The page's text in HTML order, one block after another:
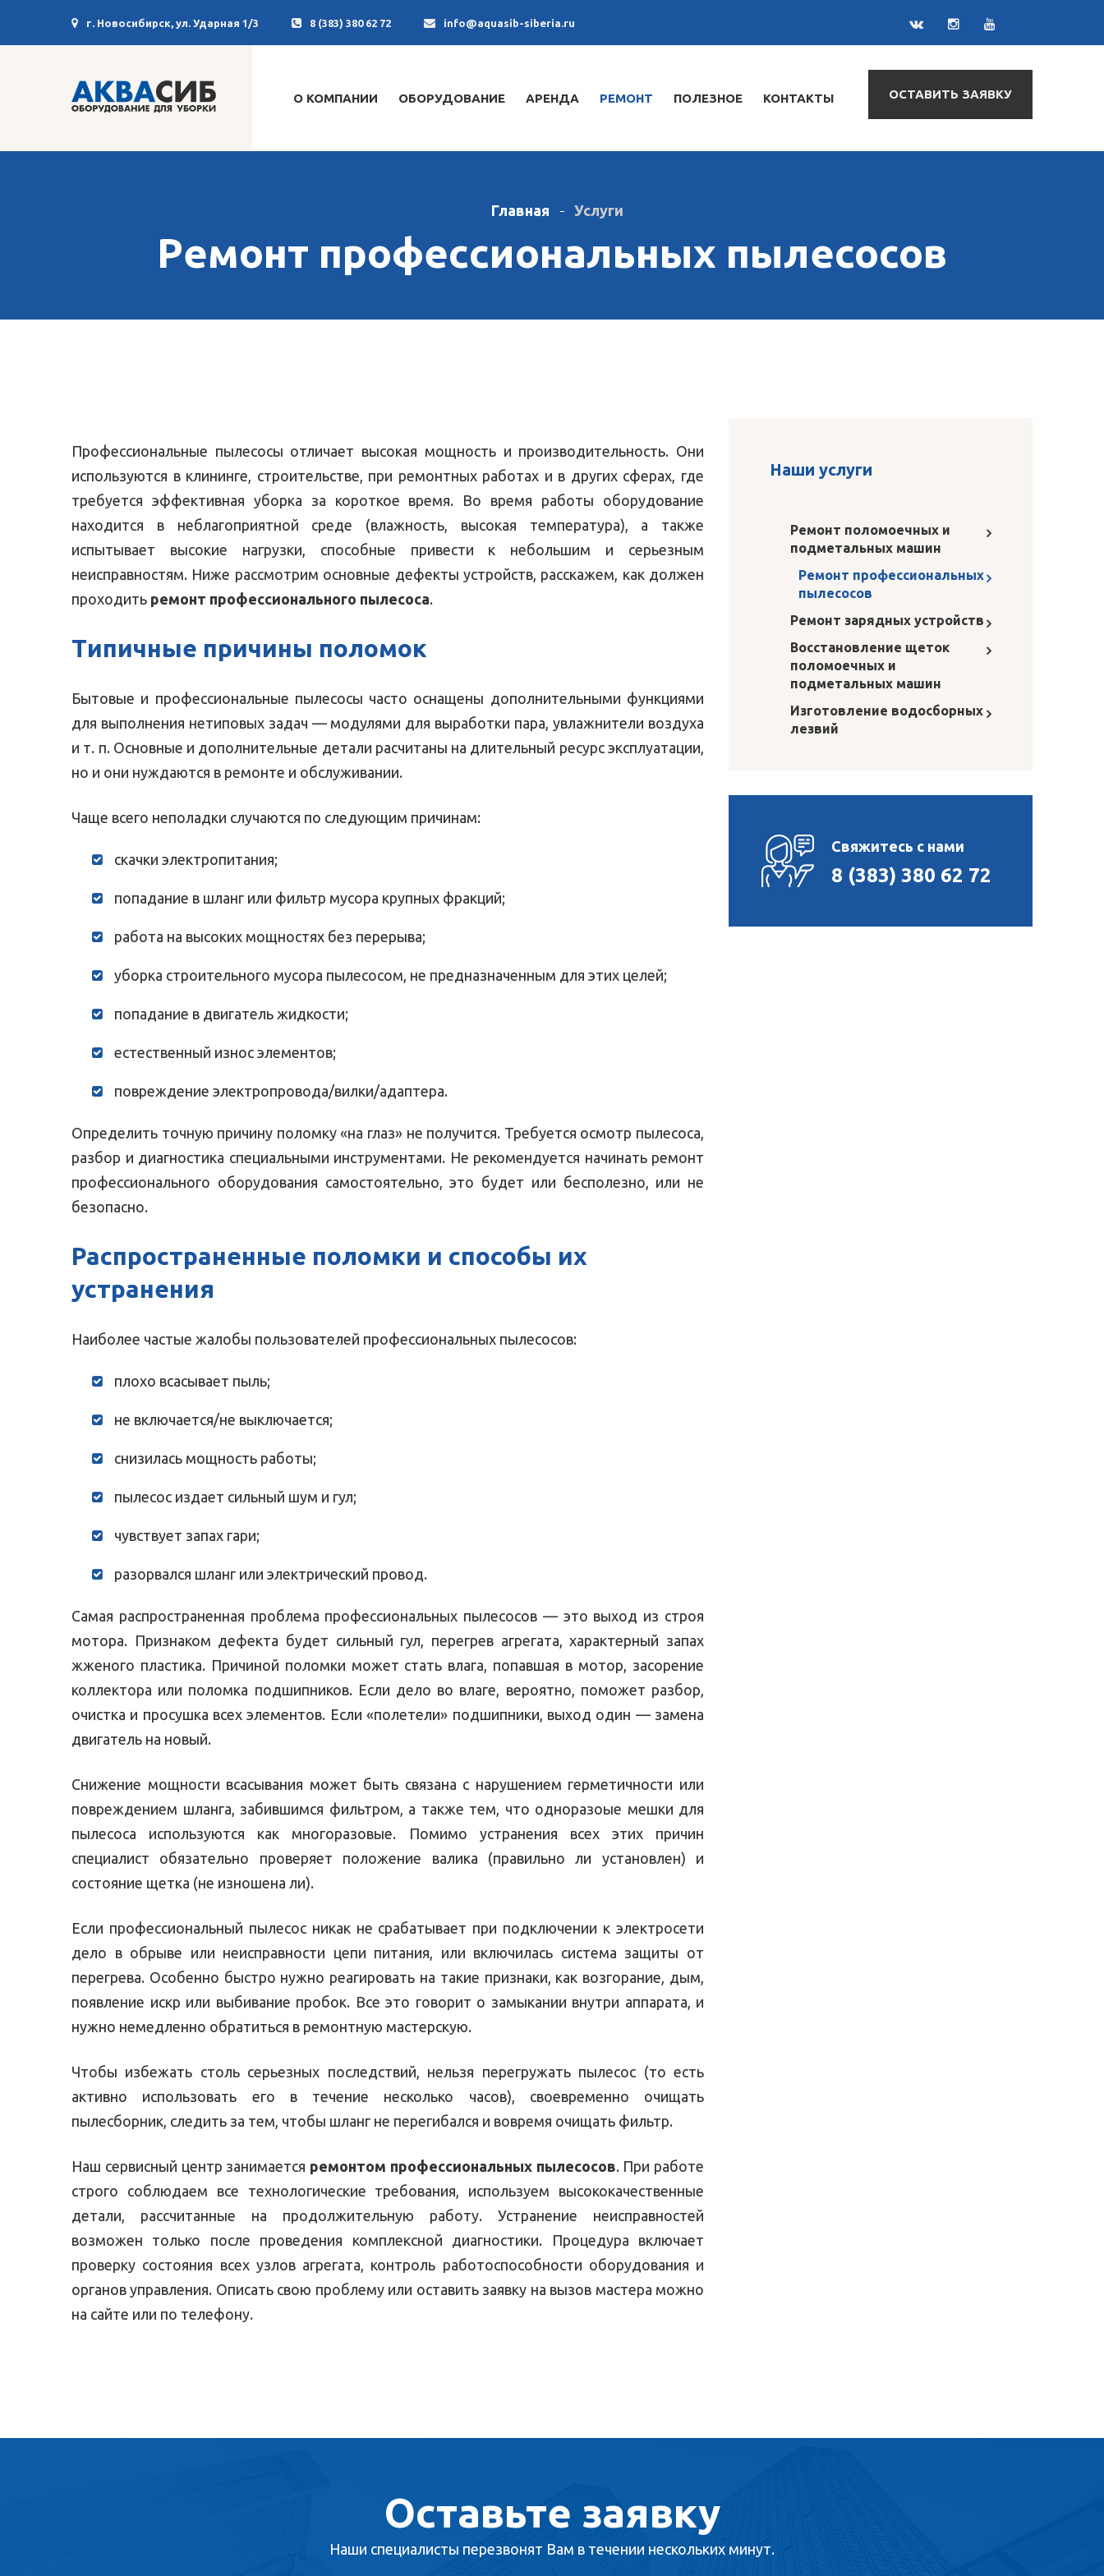
г. Новосибирск, ул. Ударная 1/3 8 (383) 380 62 72 info@aquasib-siberia.ru
О КОМПАНИИ ОБОРУДОВАНИЕ АРЕНДА РЕМОНТ ПОЛЕЗНОЕ КОНТАКТЫ ОСТАВИТЬ ЗАЯВКУ
Главная Услуги
Ремонт профессиональных пылесосов
Профессиональные пылесосы отличает высокая мощность и производительность. Они
используются в клининге, строительстве, при ремонтных работах и в других сферах, где
требуется эффективная уборка за короткое время. Во время работы оборудование
находится в неблагоприятной среде (влажность, высокая температура), а также
испытывает высокие нагрузки, способные привести к небольшим и серьезным
неисправностям. Ниже рассмотрим основные дефекты устройств, расскажем, как должен
проходить ремонт профессионального пылесоса.
Типичные причины поломок
Бытовые и профессиональные пылесосы часто оснащены дополнительными функциями
для выполнения нетиповых задач — модулями для выработки пара, увлажнители воздуха
и т. п. Основные и дополнительные детали расчитаны на длительный ресурс эксплуатации,
но и они нуждаются в ремонте и обслуживании.
Чаще всего неполадки случаются по следующим причинам:
скачки электропитания;
попадание в шланг или фильтр мусора крупных фракций;
работа на высоких мощностях без перерыва;
уборка строительного мусора пылесосом, не предназначенным для этих целей;
попадание в двигатель жидкости;
естественный износ элементов;
повреждение электропровода/вилки/адаптера.
Определить точную причину поломку «на глаз» не получится. Требуется осмотр пылесоса,
разбор и диагностика специальными инструментами. Не рекомендуется начинать ремонт
профессионального оборудования самостоятельно, это будет или бесполезно, или не
безопасно.
Распространенные поломки и способы их
устранения
Наиболее частые жалобы пользователей профессиональных пылесосов:
плохо всасывает пыль;
не включается/не выключается;
снизилась мощность работы;
пылесос издает сильный шум и гул;
чувствует запах гари;
разорвался шланг или электрический провод.
Самая распространенная проблема профессиональных пылесосов — это выход из строя
мотора. Признаком дефекта будет сильный гул, перегрев агрегата, характерный запах
жженого пластика. Причиной поломки может стать влага, попавшая в мотор, засорение
коллектора или поломка подшипников. Если дело во влаге, вероятно, поможет разбор,
очистка и просушка всех элементов. Если «полетели» подшипники, выход один — замена
двигатель на новый.
Снижение мощности всасывания может быть связана с нарушением герметичности или
повреждением шланга, забившимся фильтром, а также тем, что одноразоые мешки для
пылесоса используются как многоразовые. Помимо устранения всех этих причин
специалист обязательно проверяет положение валика (правильно ли установлен) и
состояние щетка (не изношена ли).
Если профессиональный пылесос никак не срабатывает при подключении к электросети
дело в обрыве или неисправности цепи питания, или включилась система защиты от
перегрева. Особенно быстро нужно реагировать на такие признаки, как возгорание, дым,
появление искр или выбивание пробок. Все это говорит о замыкании внутри аппарата, и
нужно немедленно обратиться в ремонтную мастерскую.
Чтобы избежать столь серьезных последствий, нельзя перегружать пылесос (то есть
активно использовать его в течение несколько часов), своевременно очищать
пылесборник, следить за тем, чтобы шланг не перегибался и вовремя очищать фильтр.
Наш сервисный центр занимается ремонтом профессиональных пылесосов. При работе
строго соблюдаем все технологические требования, используем высококачественные
детали, рассчитанные на продолжительную работу. Устранение неисправностей
возможен только после проведения комплексной диагностики. Процедура включает
проверку состояния всех узлов агрегата, контроль работоспособности оборудования и
органов управления. Описать свою проблему или оставить заявку на вызов мастера можно
на сайте или по телефону.
Наши услуги
Ремонт поломоечных и
подметальных машин
Ремонт профессиональных
пылесосов
Ремонт зарядных устройств
Восстановление щеток
поломоечных и
подметальных машин
Изготовление водосборных
лезвий
Свяжитесь с нами
8 (383) 380 62 72
Оставьте заявку
Наши специалисты перезвонят Вам в течении нескольких минут.